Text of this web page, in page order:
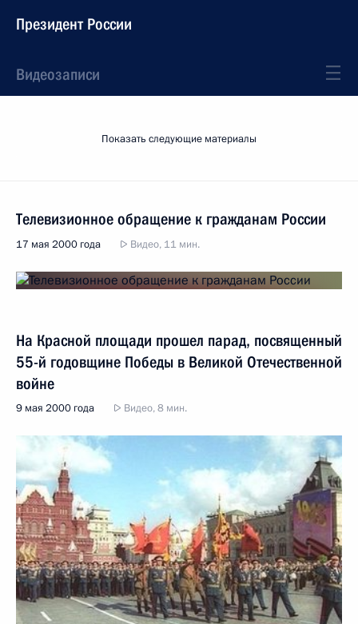
Президент России
Видеозаписи
Показать следующие материалы
Телевизионное обращение к гражданам России
17 мая 2000 года Видео, 11 мин.
На Красной площади прошел парад, посвященный
55-й годовщине Победы в Великой Отечественной
войне
9 мая 2000 года Видео, 8 мин.